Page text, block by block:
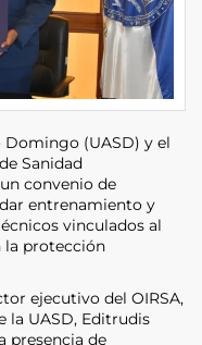
(UASD) y el
Sanidad
convenio de
entrenamiento y
vinculados al
la protección
ejecutivo del OIRSA,
la UASD, Editrudis
presencia de